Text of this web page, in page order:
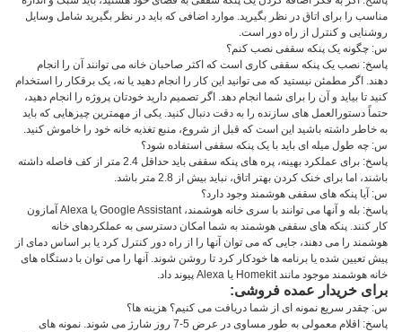
مناسب را برای اتاق در نظر بگیرید. موارد اضافی که باید در نظر بگیرید شامل وسایل
روشنایی و کنترل از راه دور است.
س: چگونه یک پنکه سقفی نصب کنم؟
پاسخ: نصب یک پنکه سقفی کاری است که اکثر صاحبان خانه می توانند آن را انجام
دهند. اگر مطمئن نیستید که می توانید این کار را انجام دهید یا نه، یک برقکار را استخدام
کنید تا بیاید و آن را برای شما انجام دهد. اگر تصمیم دارید خودتان پروژه را انجام دهید،
حتماً دستورالعمل های سازنده را به دقت دنبال کنید. یکی از مهمترین چیزهایی که باید
به خاطر داشته باشید این است که قبل از شروع، منبع تغذیه خانه خود را خاموش کنید.
س: چه طول میله ای باید با یک پنکه سقفی استفاده شود؟
پاسخ: برای عملکرد بهینه، پره های پنکه سقفی باید حداقل 2.4 متر از کف فاصله داشته
باشند، اما برای خنک کردن بهتر اتاق، نباید بیش از 2.8 متر باشد.
س: آیا پنکه های سقفی هوشمند وجود دارد؟
پاسخ: بله و آنها می توانند با سری خانه هوشمند، Google Assistant یا Alexa آمازون
کار کنند. پنکه های سقفی هوشمند به شما امکان دسترسی به عملکردهای خانه
هوشمند را می دهند، جایی که می توان آنها را از راه دور کنترل کرد یا بر اساس دمای از
پیش تعیین شده یا برنامه ها خودکار کرد تا روشن شوند. آنها را می توان با دستگاه های
خانه هوشمند موجود مانند Homekit یا Alexa پیوند داد.
برای خریدار عمده فروشی:
س: چقدر سریع نمونه ای از شما دریافت می کنیم؟ هزینه ها؟
پاسخ: اقلام معمولی به طور مساوی در عرض 5-7 روز شارژ می شوند. نمونه های